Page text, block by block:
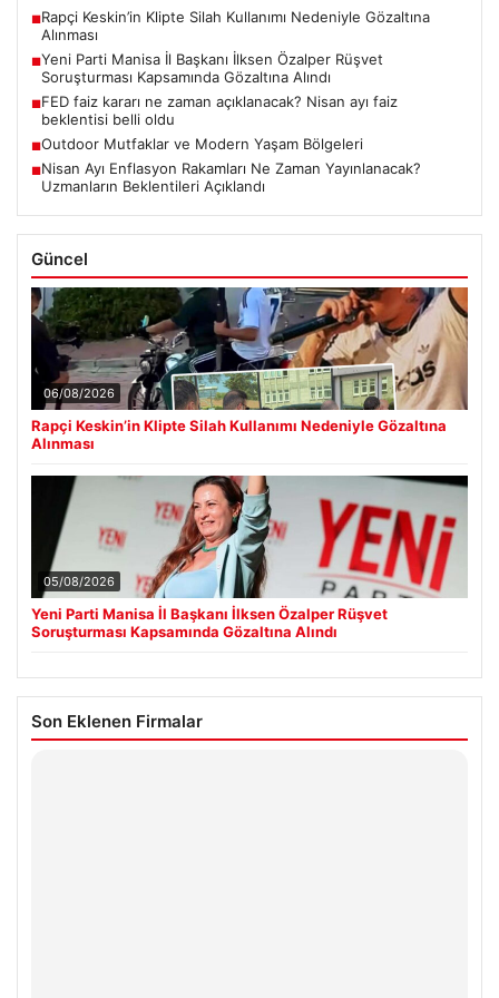
■Rapçi Keskin’in Klipte Silah Kullanımı Nedeniyle Gözaltına
Alınması
■Yeni Parti Manisa İl Başkanı İlksen Özalper Rüşvet
Soruşturması Kapsamında Gözaltına Alındı
■FED faiz kararı ne zaman açıklanacak? Nisan ayı faiz
beklentisi belli oldu
■Outdoor Mutfaklar ve Modern Yaşam Bölgeleri
■Nisan Ayı Enflasyon Rakamları Ne Zaman Yayınlanacak?
Uzmanların Beklentileri Açıklandı
Güncel
06/08/2026
Rapçi Keskin’in Klipte Silah Kullanımı Nedeniyle Gözaltına
Alınması
05/08/2026
Yeni Parti Manisa İl Başkanı İlksen Özalper Rüşvet
Soruşturması Kapsamında Gözaltına Alındı
Son Eklenen Firmalar